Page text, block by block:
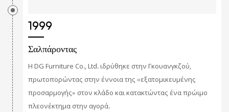
1999
Σαλπάροντας
Η DG Furniture Co., Ltd. ιδρύθηκε στην Γκουανγκζού,
πρωτοπορώντας στην έννοια της «εξατομικευμένης
προσαρμογής» στον κλάδο και κατακτώντας ένα πρώιμο
πλεονέκτημα στην αγορά.